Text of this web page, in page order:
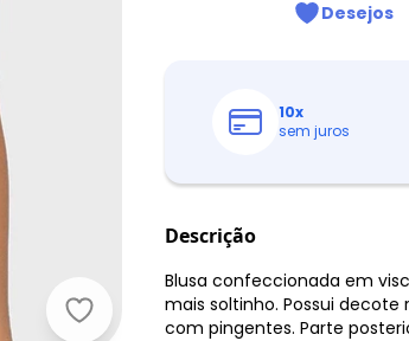
Malwee - Blusa Off White Bata
Desejos
10x
sem juros
Descrição
Blusa confeccionada em
mais soltinho. Possui
com pingentes. Parte